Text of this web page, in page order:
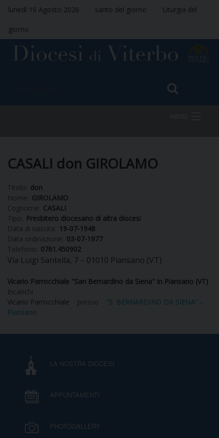
lunedì 10 Agosto 2026 santo del giorno Liturgia del
giorno
VESCOVO
DIOCESI
CURIA
PARROCCHIE
CASALI don GIROLAMO
Titolo: don
Nome: GIROLAMO
Cognome: CASALI
Tipo:
Presbitero diocesano di altra diocesi
Data di nascita:
19-07-1948
Data ordinazione: 03-07-1977
Telefono: 0761.450902
Via Luigi Santella, 7 – 01010 Piansano (VT)
Vicario Parrocchiale "San Bernardino da Siena" in Piansano (VT)
Incarichi
Vicario Parrocchiale
presso
“S. BERNARDINO DA SIENA” –
Piansano
LA NOSTRA DIOCESI
APPUNTAMENTI
PHOTOGALLERY